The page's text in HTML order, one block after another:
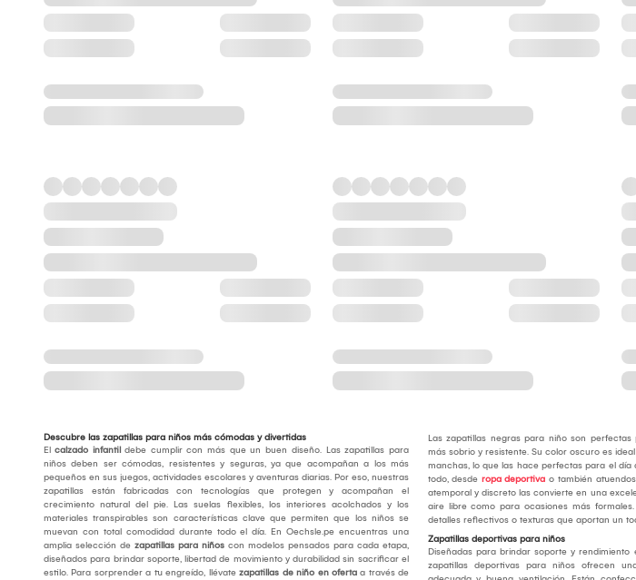
Descubre las zapatillas para niños más cómodas y divertidas
El calzado infantil debe cumplir con más que un buen diseño. Las zapatillas para
niños deben ser cómodas, resistentes y seguras, ya que acompañan a los más
pequeños en sus juegos, actividades escolares y aventuras diarias. Por eso, nuestras
zapatillas están fabricadas con tecnologías que protegen y acompañan el
crecimiento natural del pie. Las suelas flexibles, los interiores acolchados y los
materiales transpirables son características clave que permiten que los niños se
muevan con total comodidad durante todo el día. En Oechsle.pe encuentras una
amplia selección de zapatillas para niños con modelos pensados para cada etapa,
diseñados para brindar soporte, libertad de movimiento y durabilidad sin sacrificar el
estilo. Para sorprender a tu engreído, llévate zapatillas de niño en oferta a través de
Las zapatillas negras para niño son
más sobrio y resistente. Su color oscuro es
manchas, lo que las hace perfectas para el día
todo, desde ropa deportivao también atuendos
atemporal y discreto las convierte en una
aire libre como para ocasiones más
detalles reflectivos o texturas que aportan un
Zapatillas deportivas para niños
Diseñadas para brindar soporte y
zapatillas deportivas para niños ofrecen